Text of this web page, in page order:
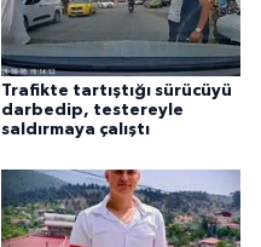
Trafikte tartıştığı sürücüyü
darbedip, testereyle
saldırmaya çalıştı